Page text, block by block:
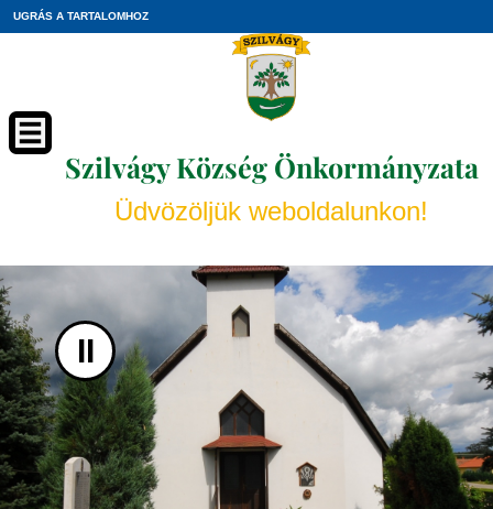
UGRÁS A TARTALOMHOZ
Szilvágy Község Önkormányzata
Üdvözöljük weboldalunkon!
II